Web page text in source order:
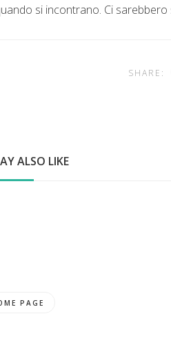
si incontrano. Ci
SHARE:
ALSO LIKE
PAGE